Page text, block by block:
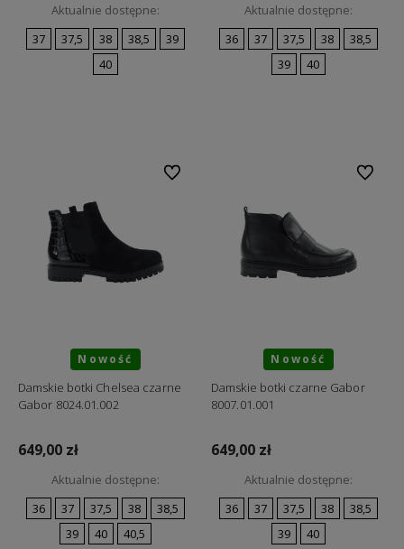
Aktualnie dostępne:
37
37,5 38 38,5
39
40
Aktualnie dostępne:
36
37 37,5 38
38,5
39
40
Nowość
Damskie botki Chelsea czarne
Gabor 8024.01.002
649,00 zł
Aktualnie dostępne:
36
37 37,5 38
38,5
39
40 40,5
Do ulubionych
Nowość
Damskie botki czarne Gabor
8007.01.001
649,00 zł
Aktualnie dostępne:
36
37 37,5 38
38,5
39
40
Do